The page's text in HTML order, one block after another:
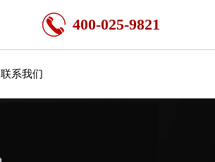
400-025-9821
联系我们